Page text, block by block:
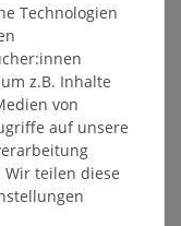
g
Technologien
z.B. Inhalte
von
auf unsere
Wir teilen diese